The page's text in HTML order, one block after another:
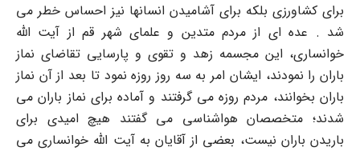
برای کشاورزی بلکه برای آشامیدن انسانها نیز احساس خطر می
شد . عده ای از مردم متدین و علمای شهر قم از آیت الله
خوانساری، این مجسمه زهد و تقوی و پارسایی تقاضای نماز
باران را نمودند، ایشان امر به سه روز روزه نمود تا بعد از آن نماز
باران بخوانند، مردم روزه می گرفتند و آماده برای نماز باران می
شدند؛ متخصصان هواشناسی می گفتند هیچ امیدی برای
باریدن باران نیست، بعضی از آقایان به آیت الله خوانساری می